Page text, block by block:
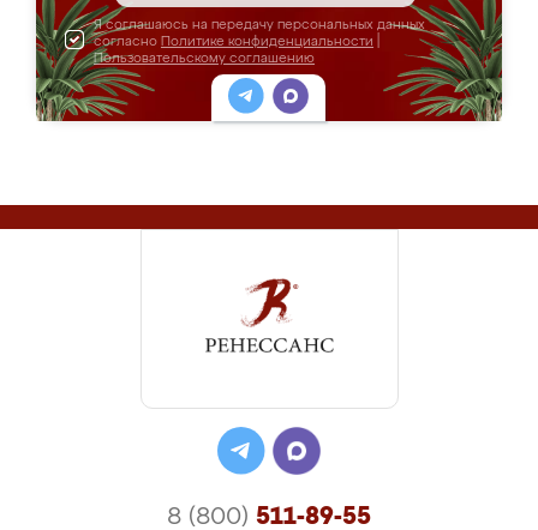
Я соглашаюсь на передачу персональных данных
согласно Политике конфиденциальности
Пользовательскому соглашению
8 (800) 511-89-55